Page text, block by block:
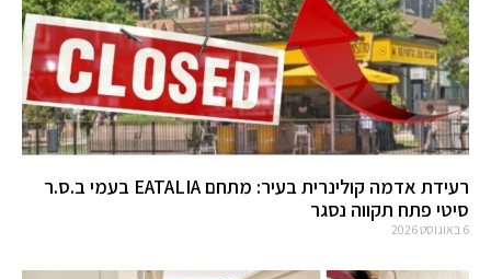
רעידת אדמה קולינרית בעיר: מתחם EATALIA בעמי ב.ס.ר
סיטי פתח תקווה נסגר
6 באוגוסט 2026